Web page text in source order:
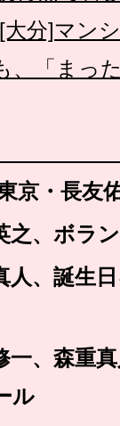
[大分]マン
、「まっ
京・長友
之、ボラ
人、誕生
一、森重
ル